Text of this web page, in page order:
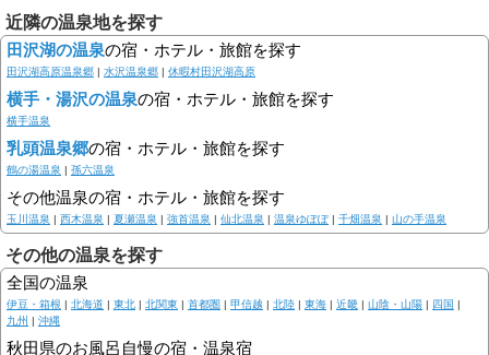
近隣の温泉地を探す
田沢湖の温泉の宿・ホテル・旅館を探す
田沢湖高原温泉郷 | 水沢温泉郷 | 休暇村田沢湖高原
横手・湯沢の温泉の宿・ホテル・旅館を探す
横手温泉
乳頭温泉郷の宿・ホテル・旅館を探す
鶴の湯温泉 | 孫六温泉
その他温泉の宿・ホテル・旅館を探す
玉川温泉 | 西木温泉 | 夏瀬温泉 | 強首温泉 | 仙北温泉 | 温泉ゆぽぽ| 千畑温泉 | 山の手温泉
その他の温泉を探す
全国の温泉
伊豆・箱根 | 北海道 | 東北 | 北関東 | 首都圏 | 甲信越 | 北陸 | 東海 | 近畿 | 山陰・山陽 | 四国 |
九州 | 沖縄
秋田県のお風呂自慢の宿・温泉宿